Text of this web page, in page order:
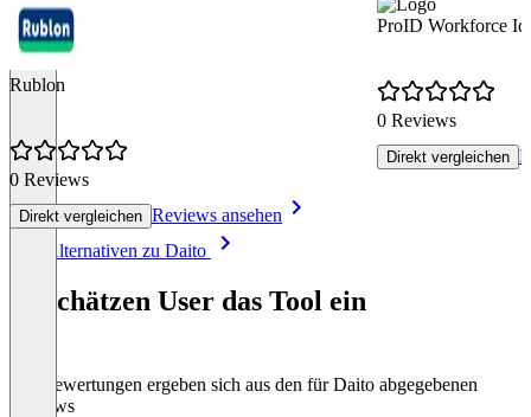
Rublon
0 Reviews
Direkt vergleichen Reviews ansehen
ProID Workforce
0 Reviews
Direkt vergleichen
Alle Alternativen zu Daito
So schätzen User das Tool ein
Die Bewertungen ergeben sich aus den für Daito abgegebenen
Reviews